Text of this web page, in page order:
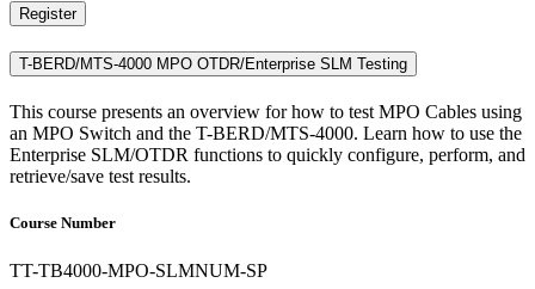
Register
T-BERD/MTS-4000 MPO OTDR/Enterprise SLM Testing
This course presents an overview for how to test MPO Cables using
an MPO Switch and the T-BERD/MTS-4000. Learn how to use the
Enterprise SLM/OTDR functions to quickly configure, perform, and
retrieve/save test results.
Course Number
TT-TB4000-MPO-SLMNUM-SP